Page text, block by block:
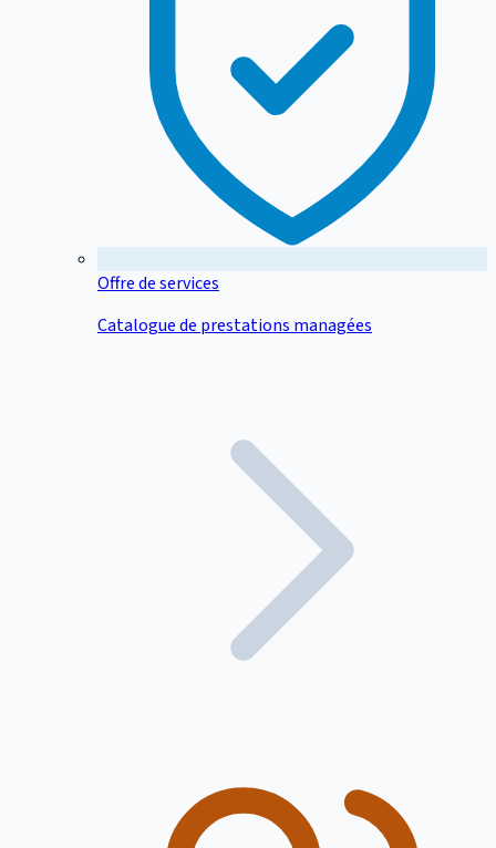
Offre de services
Catalogue de prestations managées